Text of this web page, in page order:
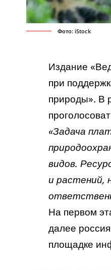
Фото: iStock
Издание
при
природы». В
«Задача
видов.
и растений,
На первом
далее
площадке